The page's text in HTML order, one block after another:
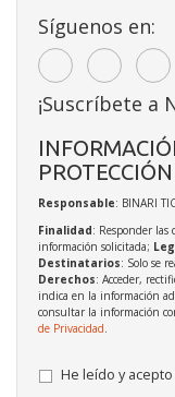
Síguenos en:
¡Suscríbete a
Responsable: BINARI
Finalidad: Responder
información solicitada;
Destinatarios: Solo se
Derechos: Acceder,
indica en la información
consultar la información
de Privacidad.
He leído y acepto